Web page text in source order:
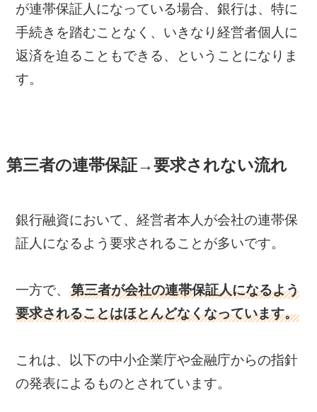
が連帯保証人になっている場合、銀行は、特に
手続きを踏むことなく、いきなり経営者個人に
返済を迫ることもできる、ということになりま
す。
第三者の連帯保証→要求されない流れ
銀行融資において、経営者本人が会社の連帯保
証人になるよう要求されることが多いです。
一方で、第三者が会社の連帯保証人になるよう
要求されることはほとんどなくなっています。
これは、以下の中小企業庁や金融庁からの指針
の発表によるものとされています。